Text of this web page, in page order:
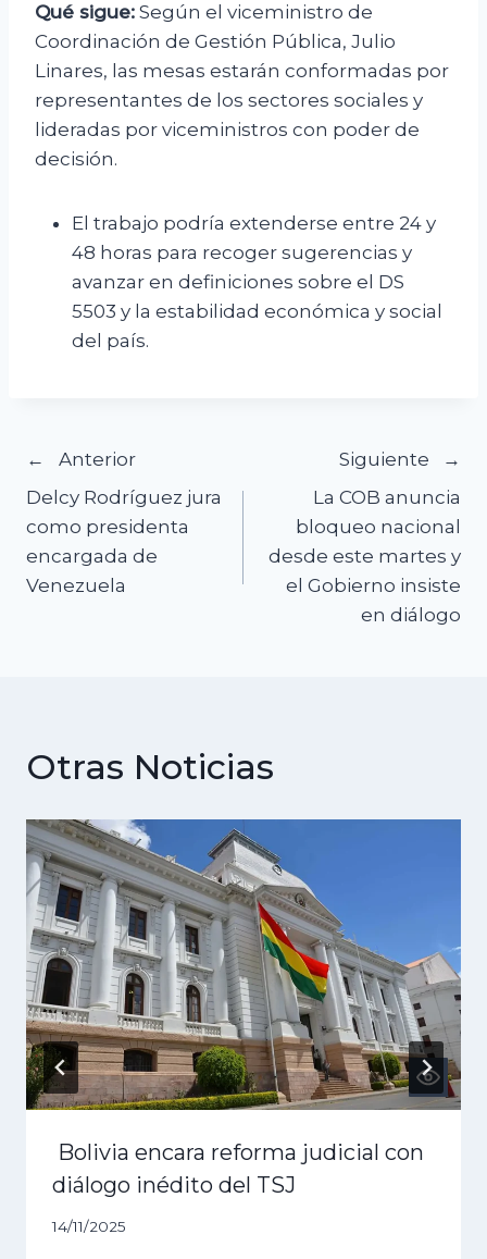
Qué sigue: Según el viceministro de
Coordinación de Gestión Pública, Julio
Linares, las mesas estarán conformadas por
representantes de los sectores sociales y
lideradas por viceministros con poder de
decisión.
El trabajo podría extenderse entre 24 y
48 horas para recoger sugerencias y
avanzar en definiciones sobre el DS
5503 y la estabilidad económica y social
del país.
Navegación
de
entradas
Anterior
Delcy Rodríguez jura
como presidenta
encargada de
Venezuela
Siguiente
La COB anuncia
bloqueo nacional
desde este martes y
el Gobierno insiste
en diálogo
Otras Noticias
Bolivia encara reforma judicial con
diálogo inédito del TSJ
14/11/2025